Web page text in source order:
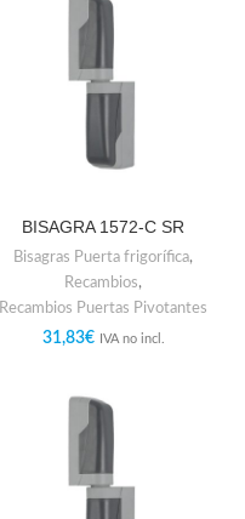
BISAGRA 1572-C SR
Bisagras Puerta frigorífica,
Recambios,
Recambios Puertas Pivotantes
31,83€ IVA no incl.